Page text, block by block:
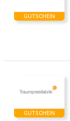
GUTSCHEIN
GUTSCHEIN